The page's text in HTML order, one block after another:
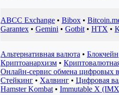
ABCC Exchange • Bibox •
Garantex • Gemini • Gotbit • HTX •
Альтернативная валюта • Блокчейн
Криптоанархизм •
Онлайн-сервис обмена цифровых
Стейкинг • Халвинг • Цифровая
Hamster Kombat • Immutable X